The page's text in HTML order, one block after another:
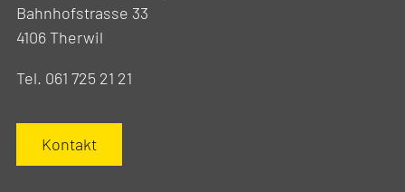
Bahnhofstrasse 33
4106 Therwil
Tel. 061 725 21 21
Kontakt